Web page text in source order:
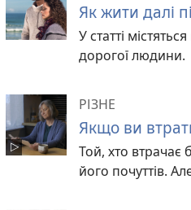
Як жити далі
У статті
дорогої людини.
РІЗНЕ
Якщо ви
Той, хто втрачає
його почуттів.